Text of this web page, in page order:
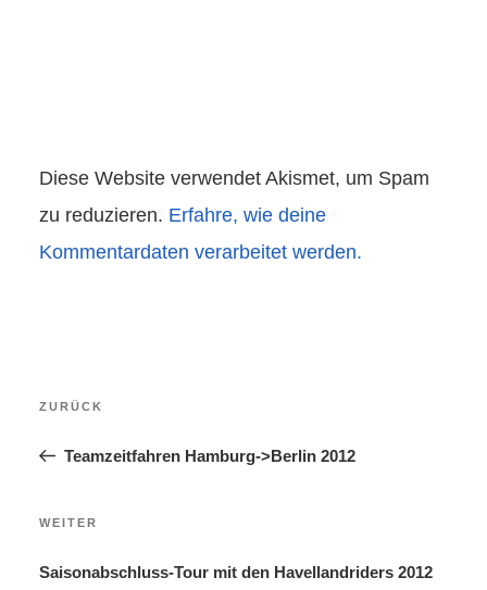
Diese Website verwendet Akismet, um Spam
zu reduzieren. Erfahre, wie deine
Kommentardaten verarbeitet werden.
Vorheriger
ZURÜCK
Teamzeitfahren Hamburg->Berlin 2012
Nächster
WEITER
Saisonabschluss-Tour mit den Havellandriders 2012